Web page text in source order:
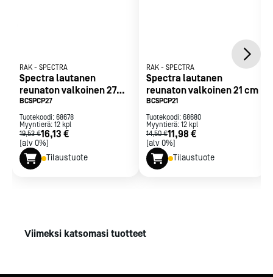
RAK - SPECTRA
Spectra lautanen
reunaton valkoinen 27
cm
BCSPCP27
Tuotekoodi: 68678
Myyntierä: 12 kpl
19,53 €16,13 €
[alv 0%]
Tilaustuote
RAK - SPECTRA
Spectra lautanen
reunaton valkoinen 21 cm
BCSPCP21
Tuotekoodi: 68680
Myyntierä: 12 kpl
14,50 €11,98 €
[alv 0%]
Tilaustuote
Viimeksi katsomasi tuotteet